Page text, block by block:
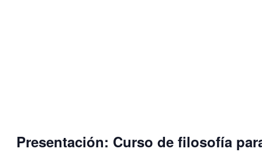
Presentación: Curso de filosofía